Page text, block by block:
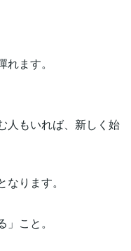
ます。
人もいれば、新しく始
ります。
こと。